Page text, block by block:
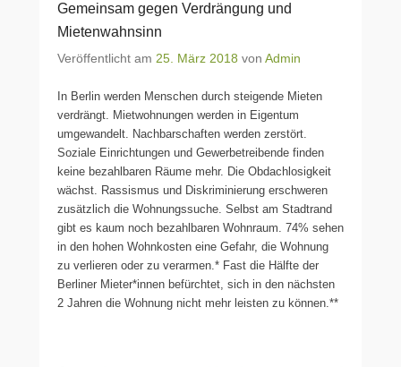
Gemeinsam gegen Verdrängung und
Mietenwahnsinn
Veröffentlicht am 25. März 2018 von Admin
In Berlin werden Menschen durch steigende Mieten
verdrängt. Mietwohnungen werden in Eigentum
umgewandelt. Nachbarschaften werden zerstört.
Soziale Einrichtungen und Gewerbetreibende finden
keine bezahlbaren Räume mehr. Die Obdachlosigkeit
wächst. Rassismus und Diskriminierung erschweren
zusätzlich die Wohnungssuche. Selbst am Stadtrand
gibt es kaum noch bezahlbaren Wohnraum. 74% sehen
in den hohen Wohnkosten eine Gefahr, die Wohnung
zu verlieren oder zu verarmen.* Fast die Hälfte der
Berliner Mieter*innen befürchtet, sich in den nächsten
2 Jahren die Wohnung nicht mehr leisten zu können.**